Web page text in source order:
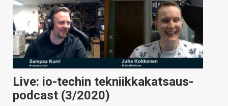
Live: io-techin tekniikkakatsaus-
podcast (3/2020)